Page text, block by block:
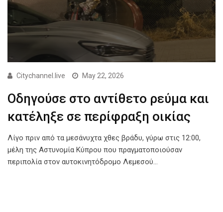
Citychannel.live May 22, 2026
Οδηγούσε στο αντίθετο ρεύμα και
κατέληξε σε περίφραξη οικίας
Λίγο πριν από τα μεσάνυχτα χθες βράδυ, γύρω στις 12:00,
μέλη της Αστυνομία Κύπρου που πραγματοποιούσαν
περιπολία στον αυτοκινητόδρομο Λεμεσού…